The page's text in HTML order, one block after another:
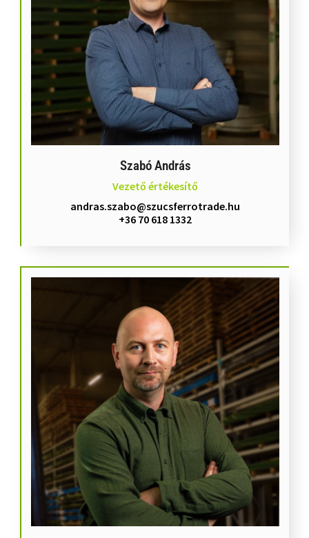
Szabó András
Vezető értékesítő
andras.szabo@szucsferrotrade.hu
+36 70 618 1332